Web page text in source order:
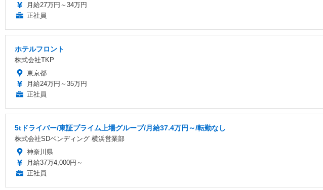
月給27万円～34万円
正社員
ホテルフロント
株式会社TKP
東京都
月給24万円～35万円
正社員
5tドライバー/東証プライム上場グループ/月給37.4万円～/転勤なし
株式会社SDベンディング 横浜営業部
神奈川県
月給37万4,000円～
正社員